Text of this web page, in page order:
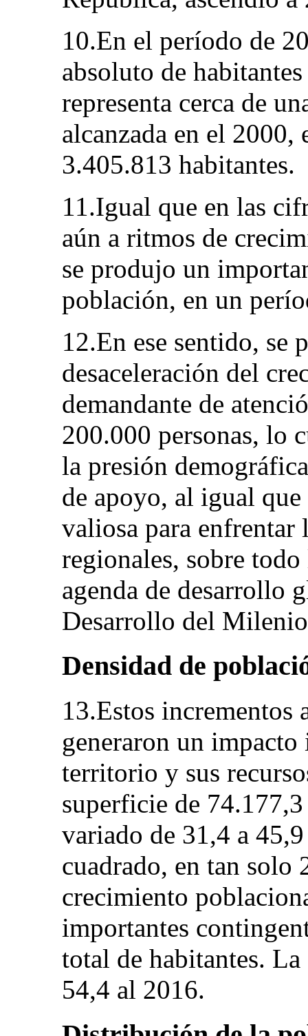
10.En el período de
absoluto de
representa cerca de
alcanzada en el
3.405.813 habitantes.
11.Igual que en las
aún a ritmos de
se produjo un
población, en un
12.En ese sentido, se
desaceleración del
demandante de
200.000 personas, lo
la presión
de apoyo, al igual
valiosa para enfrentar
regionales, sobre
agenda de desarrollo
Desarrollo del
Densidad de
13.Estos incrementos
generaron un
territorio y sus
superficie de
variado de 31,4 a
cuadrado, en tan solo
crecimiento
importantes
total de habitantes.
54,4 al 2016.